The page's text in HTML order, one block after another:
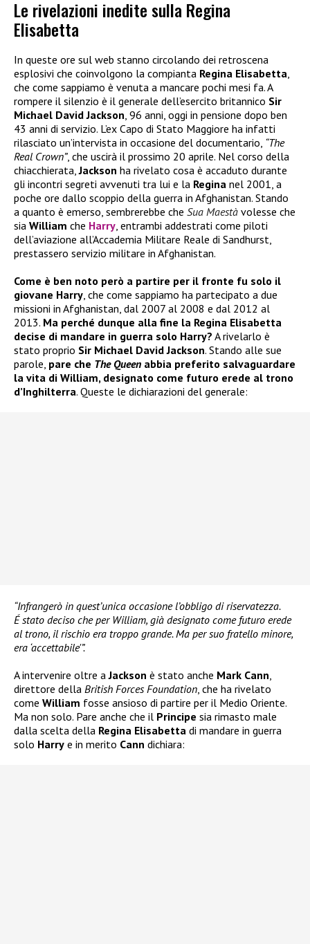
Le rivelazioni inedite sulla Regina
Elisabetta
In queste ore sul web stanno circolando dei retroscena
esplosivi che coinvolgono la compianta Regina Elisabetta,
che come sappiamo è venuta a mancare pochi mesi fa. A
rompere il silenzio è il generale dell’esercito britannico Sir
Michael David Jackson, 96 anni, oggi in pensione dopo ben
43 anni di servizio. L’ex Capo di Stato Maggiore ha infatti
rilasciato un’intervista in occasione del documentario, “The
Real Crown”, che uscirà il prossimo 20 aprile. Nel corso della
chiacchierata,Jackson ha rivelato cosa è accaduto durante
gli incontri segreti avvenuti tra lui e la Regina nel 2001, a
poche ore dallo scoppio della guerra in Afghanistan. Stando
a quanto è emerso, sembrerebbe che Sua Maestà volesse che
sia William che Harry, entrambi addestrati come piloti
dell’aviazione all’Accademia Militare Reale di Sandhurst,
prestassero servizio militare in Afghanistan.
Come è ben noto però a partire per il fronte fu solo il
giovane Harry, che come sappiamo ha partecipato a due
missioni in Afghanistan, dal 2007 al 2008 e dal 2012 al
2013. Ma perché dunque alla fine la Regina Elisabetta
decise di mandare in guerra solo Harry? A rivelarlo è
stato proprio Sir Michael David Jackson. Stando alle sue
parole, pare che The Queen abbia preferito salvaguardare
la vita di William, designato come futuro erede al trono
d’Inghilterra. Queste le dichiarazioni del generale:
“Infrangerò in quest’unica occasione l’obbligo di riservatezza.
É stato deciso che per William, già designato come futuro erede
al trono, il rischio era troppo grande. Ma per suo fratello minore,
era ‘accettabile'”.
A intervenire oltre aJackson è stato anche Mark Cann,
direttore della British Forces Foundation, che ha rivelato
come William fosse ansioso di partire per il Medio Oriente.
Ma non solo. Pare anche che il Principe sia rimasto male
dalla scelta della Regina Elisabetta di mandare in guerra
solo Harry e in merito Cann dichiara: